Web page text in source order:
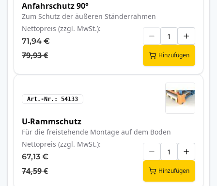
Anfahrschutz 90°
Zum Schutz der äußeren Ständerrahmen
Nettopreis (zzgl. MwSt.)
71,94 €
79,93 € Hinzufügen
Art.-Nr. 54133
U-Rammschutz
Für die freistehende Montage auf dem Boden
Nettopreis (zzgl. MwSt.)
67,13 €
74,59 € Hinzufügen